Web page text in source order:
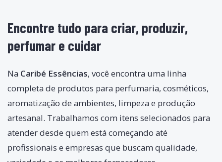
Encontre tudo para criar, produzir,
perfumar e cuidar
Na Caribé Essências, você encontra uma linha
completa de produtos para perfumaria, cosméticos,
aromatização de ambientes, limpeza e produção
artesanal. Trabalhamos com itens selecionados para
atender desde quem está começando até
profissionais e empresas que buscam qualidade,